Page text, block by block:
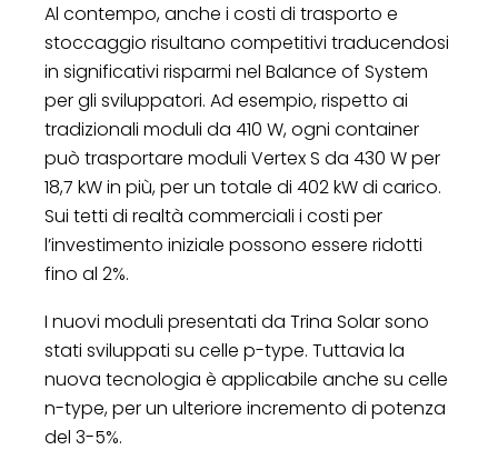
Al contempo, anche i costi di trasporto e
stoccaggio risultano competitivi traducendosi
in significativi risparmi nel Balance of System
per gli sviluppatori. Ad esempio, rispetto ai
tradizionali moduli da 410 W, ogni container
può trasportare moduli Vertex S da 430 W per
18,7 kW in più, per un totale di 402 kW di carico.
Sui tetti di realtà commerciali i costi per
l’investimento iniziale possono essere ridotti
fino al 2%.
I nuovi moduli presentati da Trina Solar sono
stati sviluppati su celle p-type. Tuttavia la
nuova tecnologia è applicabile anche su celle
n-type, per un ulteriore incremento di potenza
del 3-5%.